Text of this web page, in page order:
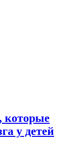
которые
у детей